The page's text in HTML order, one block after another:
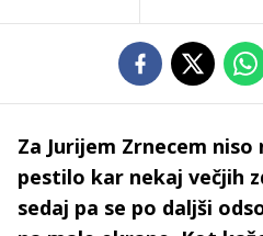
Za Jurijem Zrnecem niso
pestilo kar nekaj večjih
sedaj pa se po daljši